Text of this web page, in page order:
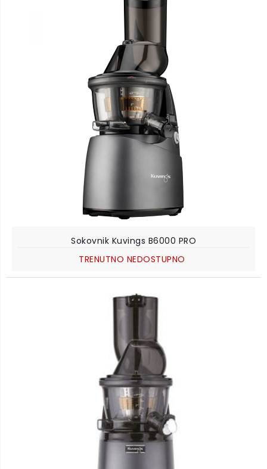
Sokovnik Kuvings B6000 PRO
TRENUTNO NEDOSTUPNO